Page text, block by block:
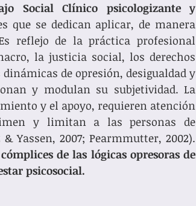
Social Clínico psicologizante y
que se dedican aplicar, de manera
reflejo de la práctica profesional
la justicia social, los derechos
de opresión, desigualdad y
y modulan su subjetividad. La
y el apoyo, requieren atención
y limitan a las personas de
de las lógicas opresoras de
psicosocial.